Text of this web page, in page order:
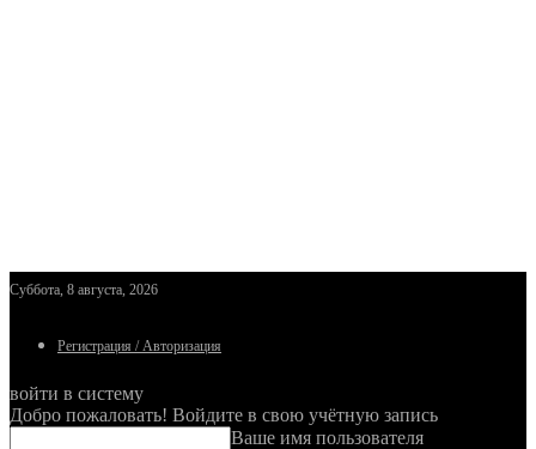
Суббота, 8 августа, 2026
Регистрация / Авторизация
войти в систему
Добро пожаловать! Войдите в свою учётную запись
Ваше имя пользователя